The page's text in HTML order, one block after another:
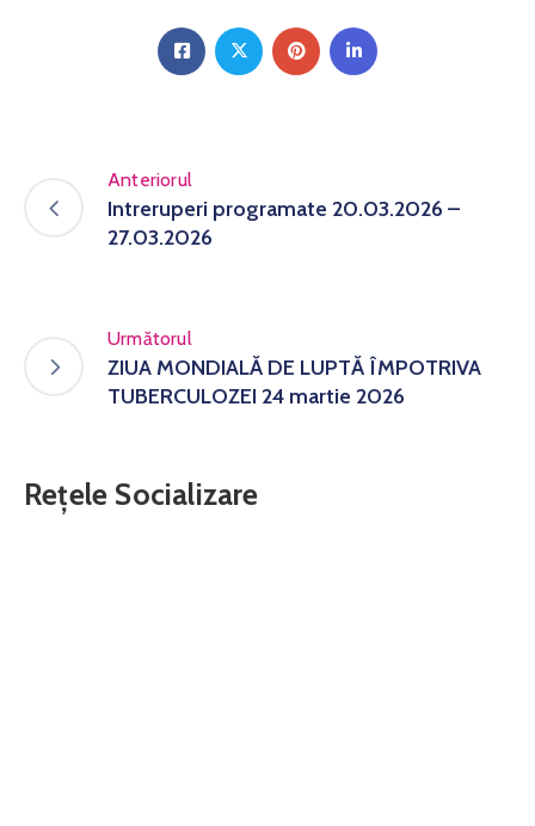
Anteriorul
Intreruperi programate 20.03.2026 –
27.03.2026
Următorul
ZIUA MONDIALĂ DE LUPTĂ ÎMPOTRIVA
TUBERCULOZEI 24 martie 2026
Rețele Socializare